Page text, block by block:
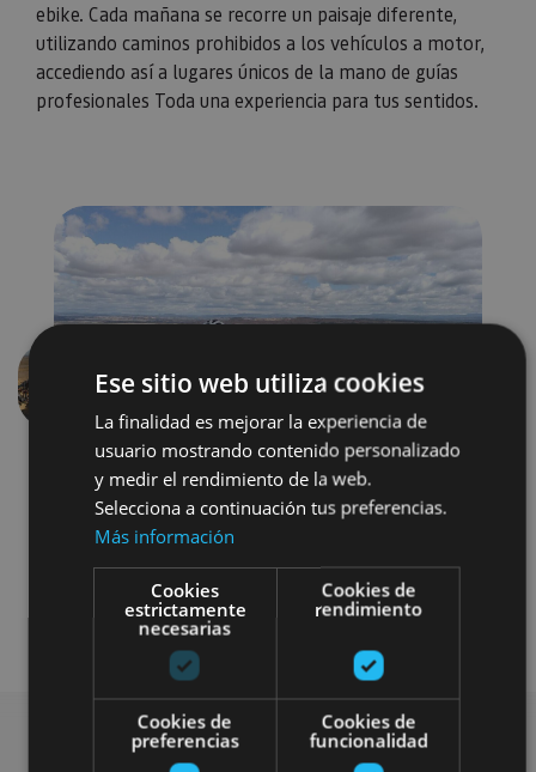
ebike. Cada mañana se recorre un paisaje diferente,
utilizando caminos prohibidos a los vehículos a motor,
accediendo así a lugares únicos de la mano de guías
profesionales Toda una experiencia para tus sentidos.
Anterior
Bici Visitas guiadas
Ese sitio web utiliza cookies
La finalidad es mejorar la experiencia de
usuario mostrando contenido personalizado
y medir el rendimiento de la web.
Selecciona a continuación tus preferencias.
Más información
Cookies
estrictamente
necesarias
Cookies de
rendimiento
Cookies de
preferencias
Cookies de
funcionalidad